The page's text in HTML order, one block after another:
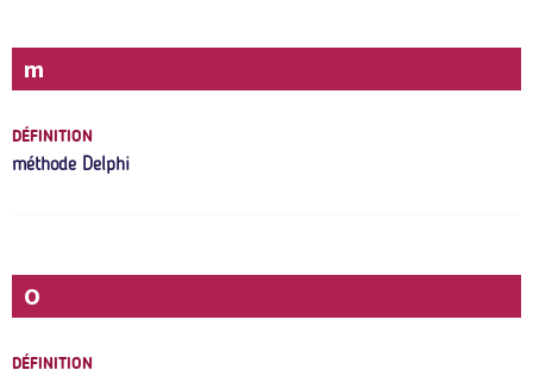
m
DÉFINITION
méthode Delphi
O
DÉFINITION